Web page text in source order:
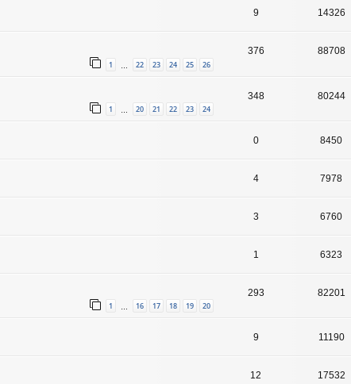
9 14326
1 22 23 24 25 26
376 88708
1 20 21 22 23 24
348 80244
0 8450
4 7978
3 6760
1 6323
1 16 17 18 19 20
293 82201
9 11190
12 17532